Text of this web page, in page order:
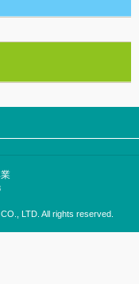
LTD. All rights reserved.